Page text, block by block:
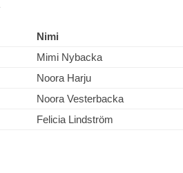
Nimi
Mimi Nybacka
Noora Harju
Noora Vesterbacka
Felicia Lindström